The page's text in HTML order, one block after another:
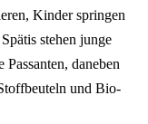
Kinder springen
stehen junge
daneben
und Bio-